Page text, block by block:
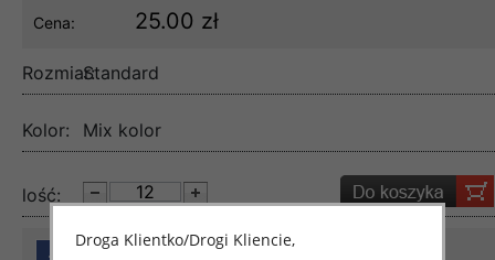
Cena: 25.00 zł
Rozmiar:Standard
Kolor: Mix kolor
lość:
Droga Klientko/Drogi Kliencie,